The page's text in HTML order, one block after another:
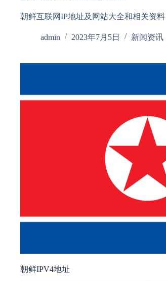
朝鲜互联网IP地址及网站大全和相关资料
admin 2023年7月5日 新闻资讯
朝鲜IPV4地址